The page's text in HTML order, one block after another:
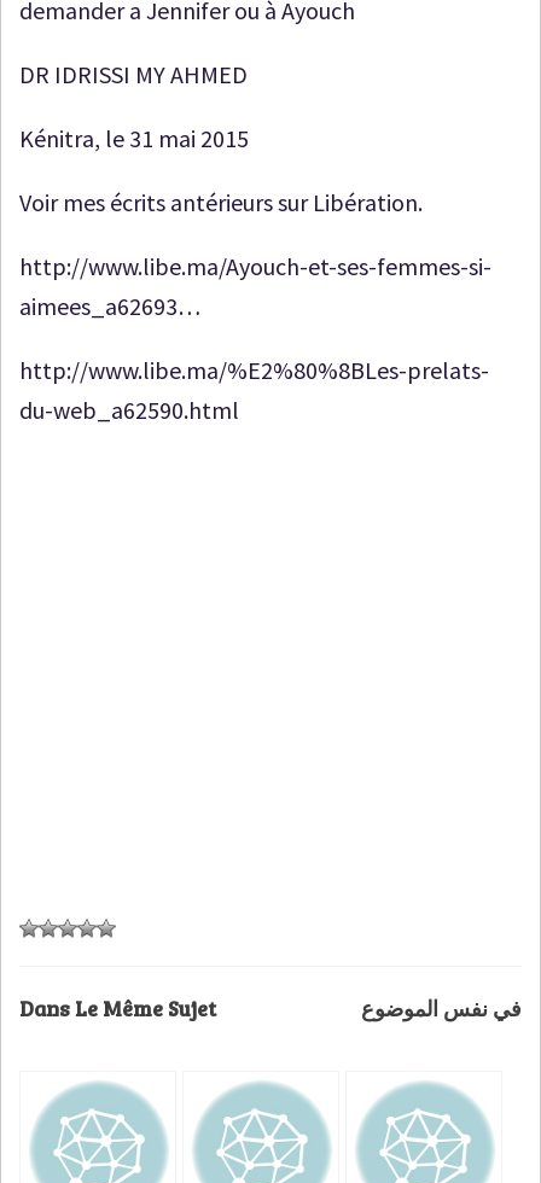
demander a Jennifer ou à Ayouch
DR IDRISSI MY AHMED
Kénitra, le 31 mai 2015
Voir mes écrits antérieurs sur Libération.
http://www.libe.ma/Ayouch-et-ses-femmes-si-
aimees_a62693…
http://www.libe.ma/%E2%80%8BLes-prelats-
du-web_a62590.html
Dans Le Même Sujet في نفس الموضوع